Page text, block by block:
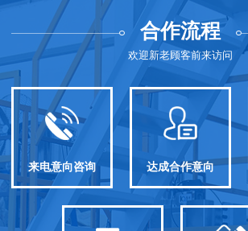
合作流程
欢迎新老顾客前来访问
来电意向咨询 达成合作意向